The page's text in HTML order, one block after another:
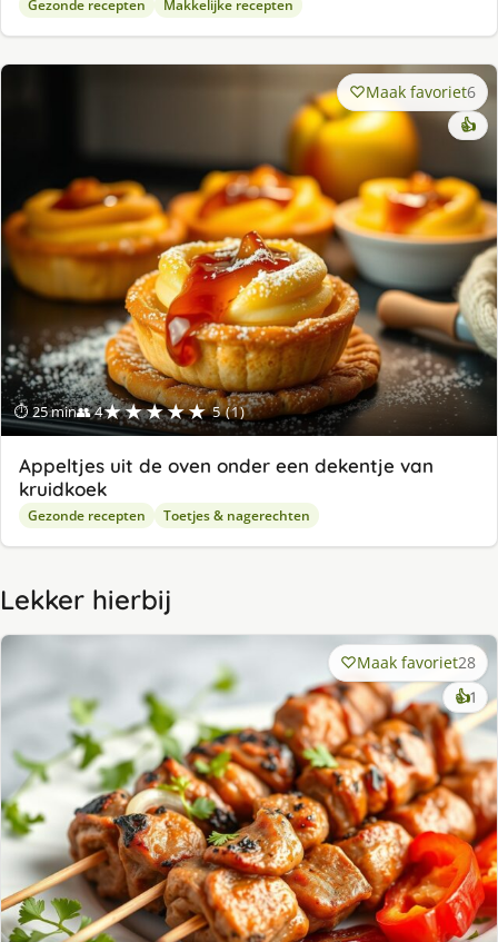
Gezonde recepten Makkelijke recepten
⏱ 25 min👥 4★★★★★ 5 (1)
Maak favoriet6
👍
Appeltjes uit de oven onder een dekentje van
kruidkoek
Gezonde recepten Toetjes & nagerechten
Lekker hierbij
Maak favoriet28
👍1